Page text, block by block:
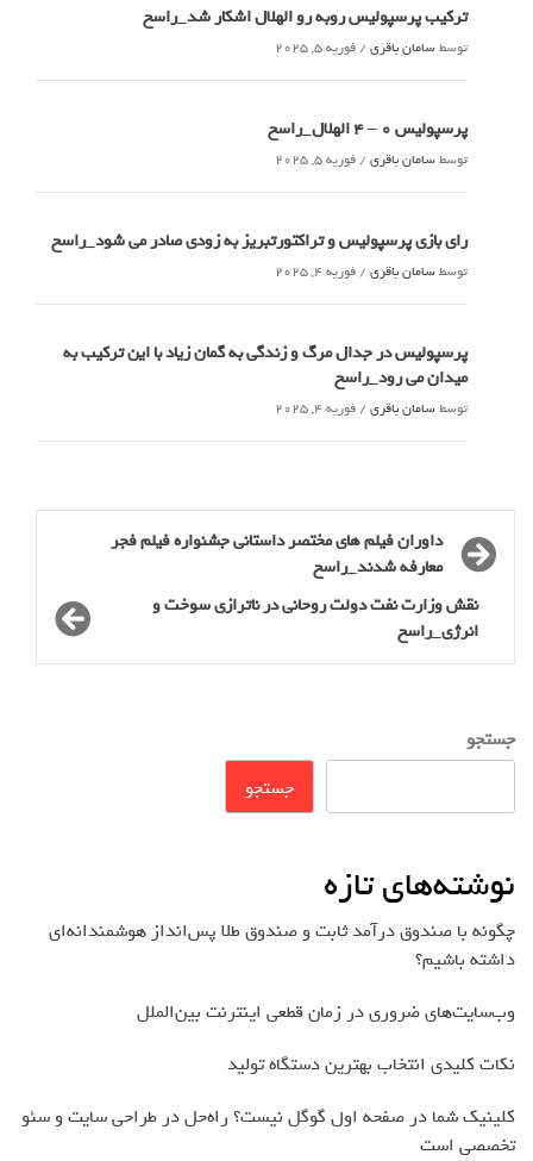
ترکیب پرسپولیس روبه رو الهلال اشکار شد_راسخ
توسطسامان باقری / فوریه 5, 2025
پرسپولیس 0 – ۴ الهلال_راسخ
توسطسامان باقری / فوریه 5, 2025
رای بازی پرسپولیس و تراکتورتبریز به زودی صادر می شود_راسخ
توسطسامان باقری / فوریه 4, 2025
پرسپولیس در جدال مرگ و زندگی به گمان زیاد با این ترکیب به
میدان می رود_راسخ
توسطسامان باقری / فوریه 4, 2025
داوران فیلم های مختصر داستانی جشنواره فیلم فجر
معارفه شدند_راسخ
نقش وزارت نفت دولت روحانی در ناترازی سوخت و
انرژی_راسخ
جستجو
جستجو
نوشته‌های تازه
چگونه با صندوق درآمد ثابت و صندوق طلا پس‌انداز هوشمندانه‌ای
داشته باشیم؟
وب‌سایت‌های ضروری در زمان قطعی اینترنت بین‌الملل
نکات کلیدی انتخاب بهترین دستگاه تولید
کلینیک شما در صفحه اول گوگل نیست؟ راه‌حل در طراحی سایت و سئو
تخصصی است